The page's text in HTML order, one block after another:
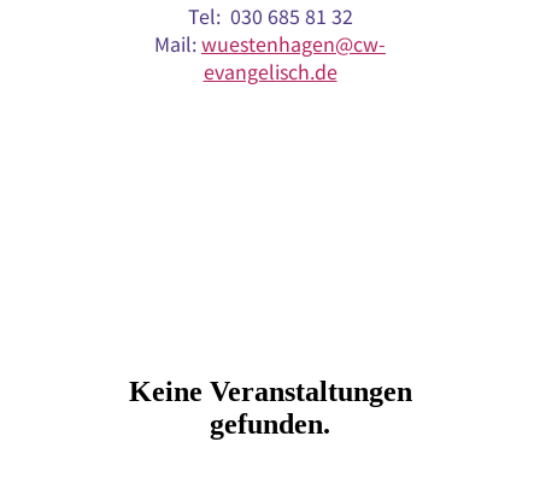
Tel: 030 685 81 32
Mail:wuestenhagen@cw-
evangelisch.de